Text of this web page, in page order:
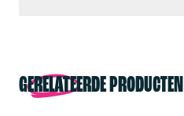
GERELATEERDE PRODUCTEN